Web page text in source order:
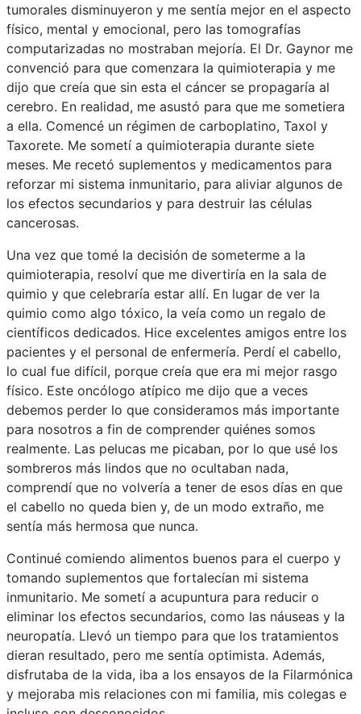
tumorales disminuyeron y me sentía mejor en el aspecto
físico, mental y emocional, pero las tomografías
computarizadas no mostraban mejoría. El Dr. Gaynor me
convenció para que comenzara la quimioterapia y me
dijo que creía que sin esta el cáncer se propagaría al
cerebro. En realidad, me asustó para que me sometiera
a ella. Comencé un régimen de carboplatino, Taxol y
Taxorete. Me sometí a quimioterapia durante siete
meses. Me recetó suplementos y medicamentos para
reforzar mi sistema inmunitario, para aliviar algunos de
los efectos secundarios y para destruir las células
cancerosas.
Una vez que tomé la decisión de someterme a la
quimioterapia, resolví que me divertiría en la sala de
quimio y que celebraría estar allí. En lugar de ver la
quimio como algo tóxico, la veía como un regalo de
científicos dedicados. Hice excelentes amigos entre los
pacientes y el personal de enfermería. Perdí el cabello,
lo cual fue difícil, porque creía que era mi mejor rasgo
físico. Este oncólogo atípico me dijo que a veces
debemos perder lo que consideramos más importante
para nosotros a fin de comprender quiénes somos
realmente. Las pelucas me picaban, por lo que usé los
sombreros más lindos que no ocultaban nada,
comprendí que no volvería a tener de esos días en que
el cabello no queda bien y, de un modo extraño, me
sentía más hermosa que nunca.
Continué comiendo alimentos buenos para el cuerpo y
tomando suplementos que fortalecían mi sistema
inmunitario. Me sometí a acupuntura para reducir o
eliminar los efectos secundarios, como las náuseas y la
neuropatía. Llevó un tiempo para que los tratamientos
dieran resultado, pero me sentía optimista. Además,
disfrutaba de la vida, iba a los ensayos de la Filarmónica
y mejoraba mis relaciones con mi familia, mis colegas e